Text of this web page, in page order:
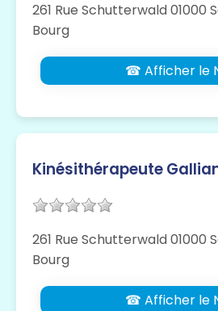
261 Rue Schutterwald 01000
Bourg
☎ Afficher le
Kinésithérapeute
261 Rue Schutterwald 01000
Bourg
☎ Afficher le